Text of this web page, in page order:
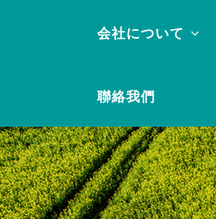
会社について
聯絡我們